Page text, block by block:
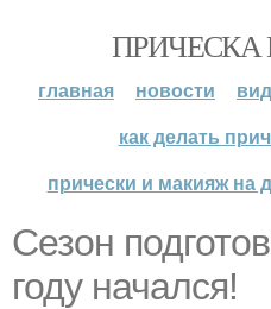
главная новости
как делать
прически и макияж на
Сезон
году начался!